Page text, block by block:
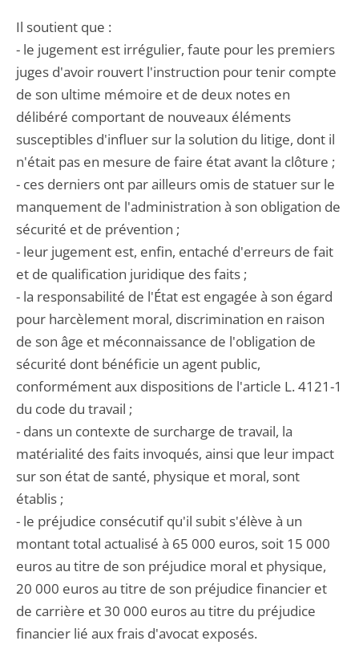
Il soutient que :
- le jugement est irrégulier, faute pour les premiers
juges d'avoir rouvert l'instruction pour tenir compte
de son ultime mémoire et de deux notes en
délibéré comportant de nouveaux éléments
susceptibles d'influer sur la solution du litige, dont il
n'était pas en mesure de faire état avant la clôture ;
- ces derniers ont par ailleurs omis de statuer sur le
manquement de l'administration à son obligation de
sécurité et de prévention ;
- leur jugement est, enfin, entaché d'erreurs de fait
et de qualification juridique des faits ;
- la responsabilité de l'État est engagée à son égard
pour harcèlement moral, discrimination en raison
de son âge et méconnaissance de l'obligation de
sécurité dont bénéficie un agent public,
conformément aux dispositions de l'article L. 4121-1
du code du travail ;
- dans un contexte de surcharge de travail, la
matérialité des faits invoqués, ainsi que leur impact
sur son état de santé, physique et moral, sont
établis ;
- le préjudice consécutif qu'il subit s'élève à un
montant total actualisé à 65 000 euros, soit 15 000
euros au titre de son préjudice moral et physique,
20 000 euros au titre de son préjudice financier et
de carrière et 30 000 euros au titre du préjudice
financier lié aux frais d'avocat exposés.